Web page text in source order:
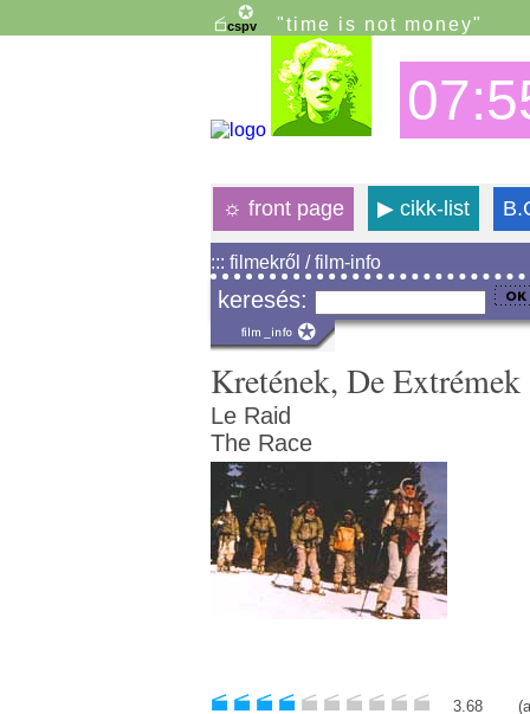
"time is not money"
☼ front page ▶cikk-list
::: filmekről / film-info
keresés:
Kretének, De
Le Raid
The Race
3.68